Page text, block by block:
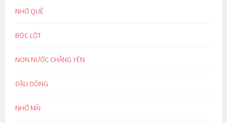
NHỚ QUÊ
BÓC LỘT
NON NƯỚC CHẲNG YÊN
ĐẦU ĐÔNG
NHỚ MÃI